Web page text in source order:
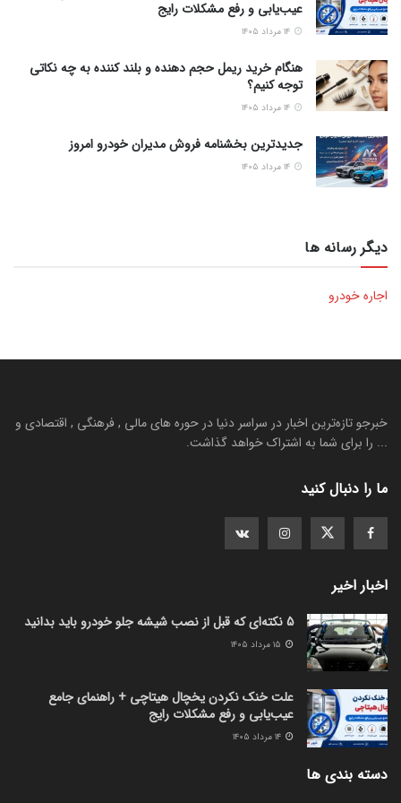
عیب‌یابی و رفع مشکلات رایج
هنگام خرید ریمل حجم دهنده و بلند کننده به چه نکاتی
توجه کنیم؟
جدیدترین بخشنامه فروش مدیران خودرو امروز
دیگر رسانه ها
اجاره خودرو
خبرجو تازه‌ترین اخبار در سراسر دنیا در حوره های مالی , فرهنگی , اقتصادی و
... را برای شما به اشتراک خواهد گذاشت.
ما را دنبال کنید
اخبار اخیر
5 نکته‌ای که قبل از نصب شیشه جلو خودرو باید بدانید
علت خنک نکردن یخچال هیتاچی + راهنمای جامع
عیب‌یابی و رفع مشکلات رایج
دسته بندی ها